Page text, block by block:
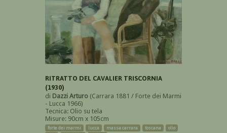
RITRATTO DEL CAVALIER TRISCORNIA
(1930)
di Dazzi Arturo (Carrara 1881 / Forte dei Marmi
- Lucca 1966)
Tecnica: Olio su tela
Misure: 90cm x 105cm
forte dei marmi lucca massa carrara toscana
olio